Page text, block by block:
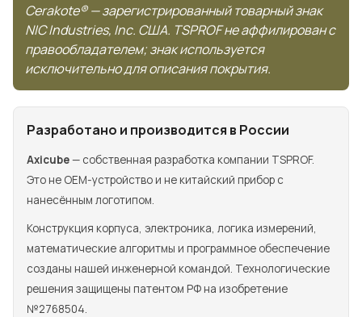
Cerakote® — зарегистрированный товарный знак
NIC Industries, Inc. США. TSPROF не аффилирован с
правообладателем; знак используется
исключительно для описания покрытия.
Разработано и производится в России
Axicube— собственная разработка компании TSPROF.
Это не OEM-устройство и не китайский прибор с
нанесённым логотипом.
Конструкция корпуса, электроника, логика измерений,
математические алгоритмы и программное обеспечение
созданы нашей инженерной командой. Технологические
решения защищены патентом РФ на изобретение
№2768504.